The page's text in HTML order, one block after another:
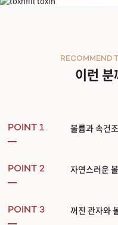
이런
RECOMMEND
POINT 1 볼륨과 속건
POINT 2 자연스러운
POINT 3 꺼진 관자와